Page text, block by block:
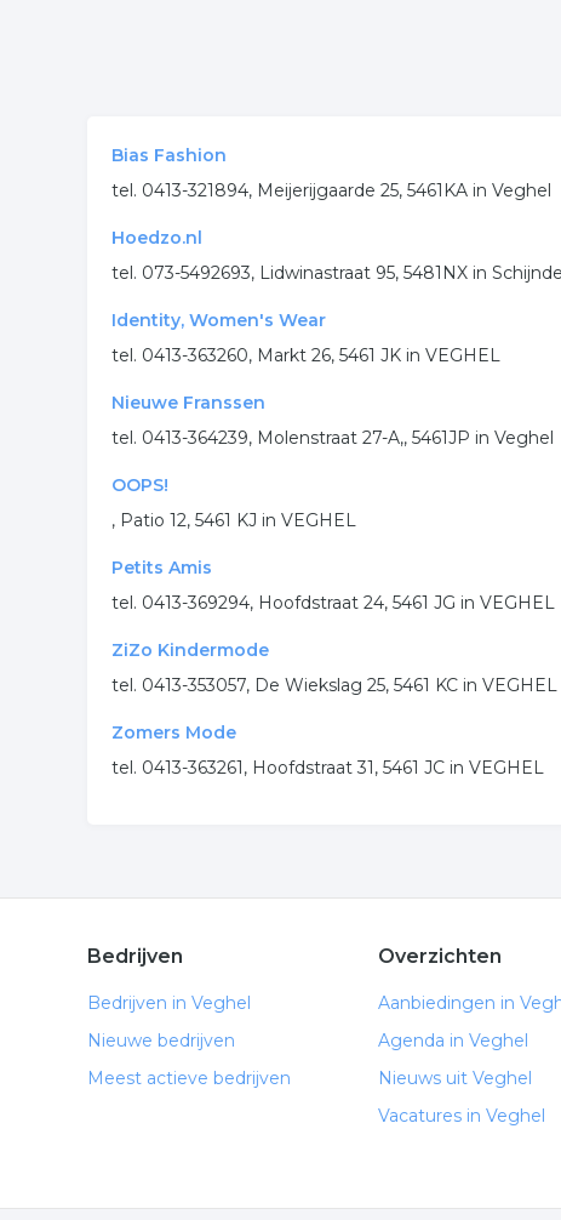
Bias Fashion
tel. 0413-321894, Meijerijgaarde 25, 5461KA in Veghel
Hoedzo.nl
tel. 073-5492693, Lidwinastraat 95, 5481NX in
Identity, Women's Wear
tel. 0413-363260, Markt 26, 5461 JK in VEGHEL
Nieuwe Franssen
tel. 0413-364239, Molenstraat 27-A,, 5461JP in Veghel
OOPS!
, Patio 12, 5461 KJ in VEGHEL
Petits Amis
tel. 0413-369294, Hoofdstraat 24, 5461 JG in VEGHEL
ZiZo Kindermode
tel. 0413-353057, De Wiekslag 25, 5461 KC in VEGHEL
Zomers Mode
tel. 0413-363261, Hoofdstraat 31, 5461 JC in VEGHEL
Bedrijven
Bedrijven in Veghel
Nieuwe bedrijven
Meest actieve bedrijven
Overzichten
Aanbiedingen in
Agenda in Veghel
Nieuws uit Veghel
Vacatures in Veghel